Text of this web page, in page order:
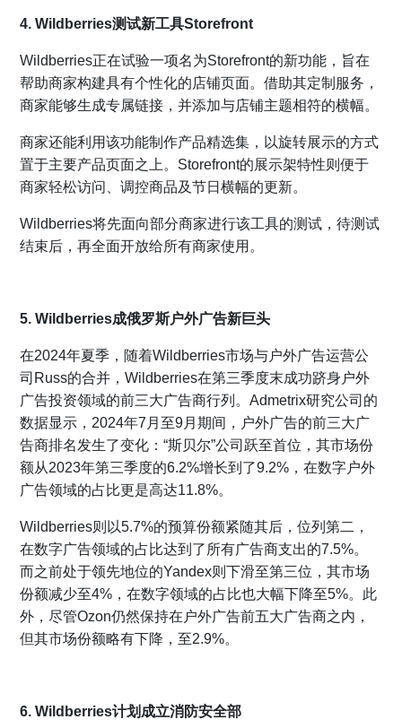
4. Wildberries测试新工具Storefront
Wildberries正在试验一项名为Storefront的新功能，旨在
帮助商家构建具有个性化的店铺页面。借助其定制服务，
商家能够生成专属链接，并添加与店铺主题相符的横幅。
商家还能利用该功能制作产品精选集，以旋转展示的方式
置于主要产品页面之上。Storefront的展示架特性则便于
商家轻松访问、调控商品及节日横幅的更新。
Wildberries将先面向部分商家进行该工具的测试，待测试
结束后，再全面开放给所有商家使用。
5. Wildberries成俄罗斯户外广告新巨头
在2024年夏季，随着Wildberries市场与户外广告运营公
司Russ的合并，Wildberries在第三季度末成功跻身户外
广告投资领域的前三大广告商行列。Admetrix研究公司的
数据显示，2024年7月至9月期间，户外广告的前三大广
告商排名发生了变化：“斯贝尔”公司跃至首位，其市场份
额从2023年第三季度的6.2%增长到了9.2%，在数字户外
广告领域的占比更是高达11.8%。
Wildberries则以5.7%的预算份额紧随其后，位列第二，
在数字广告领域的占比达到了所有广告商支出的7.5%。
而之前处于领先地位的Yandex则下滑至第三位，其市场
份额减少至4%，在数字领域的占比也大幅下降至5%。此
外，尽管Ozon仍然保持在户外广告前五大广告商之内，
但其市场份额略有下降，至2.9%。
6. Wildberries计划成立消防安全部